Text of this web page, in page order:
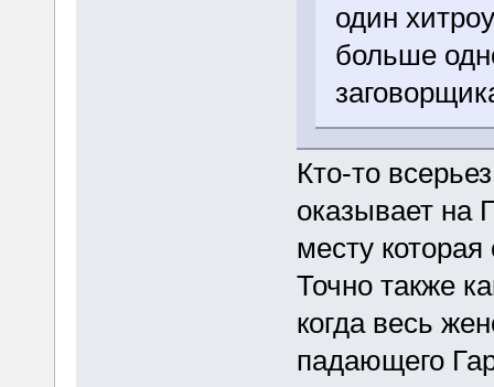
один
больше
Кто-то
оказывает на
месту
Точно также
когда весь
падающего